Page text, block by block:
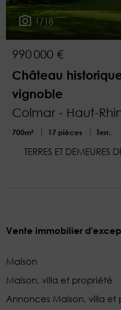
1/18
990 000 €
Château
vignoble
Colmar - Haut-
700m² 17 pièces Terr.
TERRES ET DEMEURES
Vente immobilier
Maison
Maison, villa et propriété
Annonces Maison, villa et